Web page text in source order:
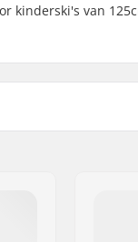
kinderski's van